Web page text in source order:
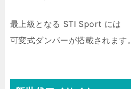
最上級となる STI Sport には
可変式ダンパーが搭載されます。